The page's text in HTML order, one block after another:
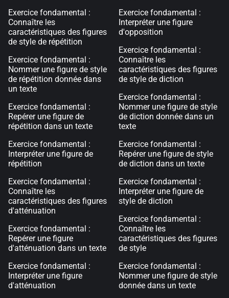
Exercice fondamental :
Connaître les
caractéristiques des figures
de style de répétition
Exercice fondamental :
Nommer une figure de style
de répétition donnée dans
un texte
Exercice fondamental :
Repérer une figure de
répétition dans un texte
Exercice fondamental :
Interpréter une figure de
répétition
Exercice fondamental :
Connaître les
caractéristiques des figures
d'atténuation
Exercice fondamental :
Repérer une figure
d'atténuation dans un texte
Exercice fondamental :
Interpréter une figure
d'atténuation
Exercice fondamental :
Interpréter une figure
d'opposition
Exercice fondamental :
Connaître les
caractéristiques des figures
de style de diction
Exercice fondamental :
Nommer une figure de style
de diction donnée dans un
texte
Exercice fondamental :
Repérer une figure de style
de diction dans un texte
Exercice fondamental :
Interpréter une figure de
style de diction
Exercice fondamental :
Connaître les
caractéristiques des figures
de style
Exercice fondamental :
Nommer une figure de style
donnée dans un texte